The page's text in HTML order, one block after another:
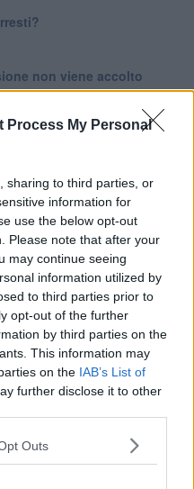
Process My Personal
sharing to third parties, or
information for
use the below opt-out
Please note that after your
may continue seeing
information utilized by
to third parties prior to
opt-out of the further
by third parties on the
This information may
on the IAB’s List of
further disclose it to other
Outs
non viene accolto
in famiglia
mentale
solo
non